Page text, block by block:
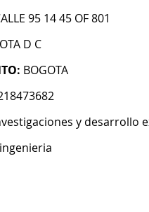
95 14 45 OF 801
D C
BOGOTA
y desarrollo